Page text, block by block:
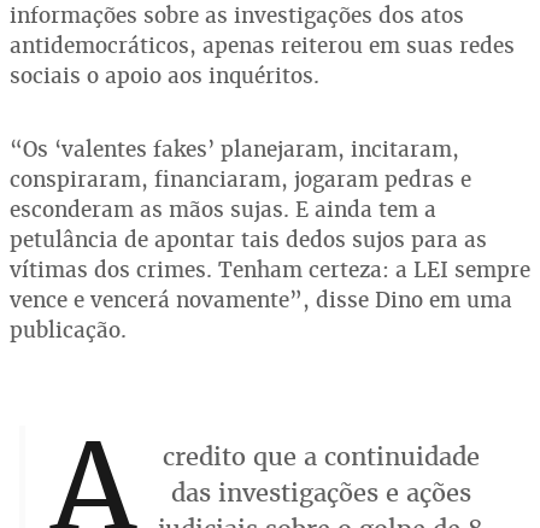
informações sobre as investigações dos atos
antidemocráticos, apenas reiterou em suas redes
sociais o apoio aos inquéritos.
“Os ‘valentes fakes’ planejaram, incitaram,
conspiraram, financiaram, jogaram pedras e
esconderam as mãos sujas. E ainda tem a
petulância de apontar tais dedos sujos para as
vítimas dos crimes. Tenham certeza: a LEI sempre
vence e vencerá novamente”, disse Dino em uma
publicação.
A
credito que a continuidade
das investigações e ações